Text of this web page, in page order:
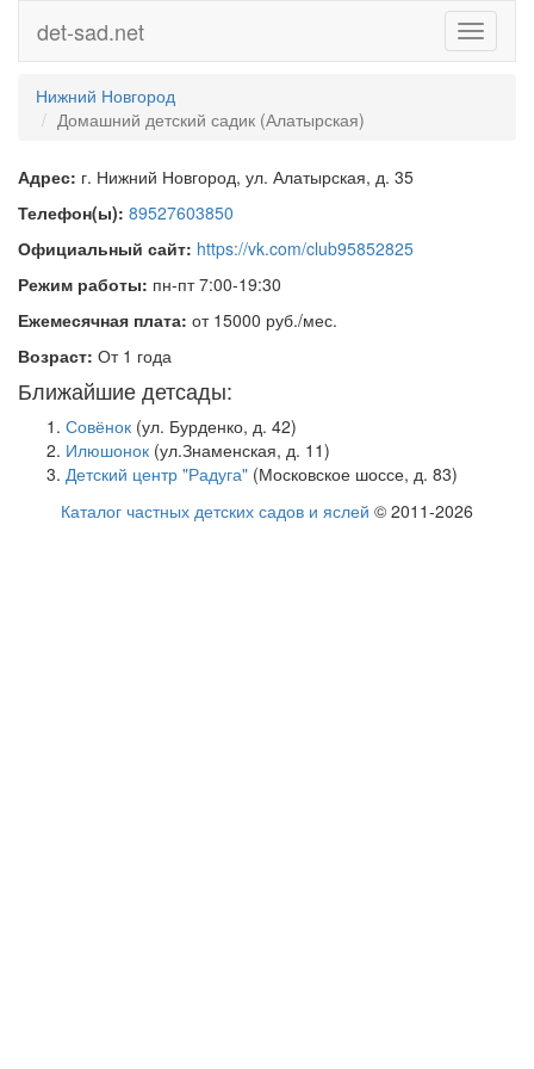
Toggle
det-sad.net
Нижний Новгород
Домашний детский садик (Алатырская)
Адрес: г. Нижний Новгород, ул. Алатырская, д. 35
Телефон(ы): 89527603850
Официальный сайт: https://vk.com/club95852825
Режим работы: пн-пт 7:00-19:30
Ежемесячная плата: от 15000 руб./мес.
Возраст: От 1 года
Ближайшие детсады:
Совёнок (ул. Бурденко, д. 42)
Илюшонок (ул.Знаменская, д. 11)
Детский центр "Радуга" (Московское шоссе, д. 83)
Каталог частных детских садов и яслей © 2011-2026